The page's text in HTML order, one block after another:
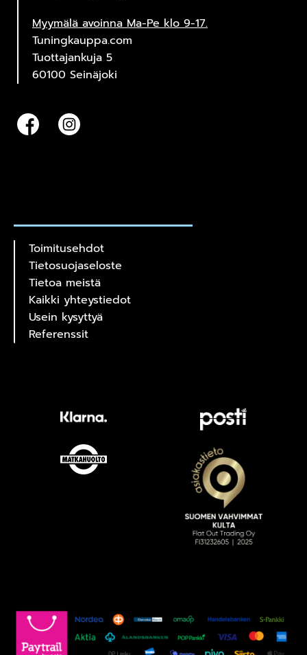
Myymälä avoinna Ma-Pe klo 9-17.
Tuningkauppa.com
Tuottajankuja 5
60100 Seinäjoki
Toimitusehdot
Tietosuojaseloste
Tietoa meistä
Kaikki yhteystiedot
Usein kysyttyä
Referenssit